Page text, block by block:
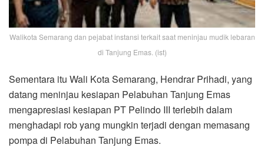
Walikota Semarang dan pejabat instansi terkait saat meninjau mudik lebaran
di Tanjung Emas. (ist)
Sementara itu Wali Kota Semarang, Hendrar Prihadi, yang
datang meninjau kesiapan Pelabuhan Tanjung Emas
mengapresiasi kesiapan PT Pelindo III terlebih dalam
menghadapi rob yang mungkin terjadi dengan memasang
pompa di Pelabuhan Tanjung Emas.